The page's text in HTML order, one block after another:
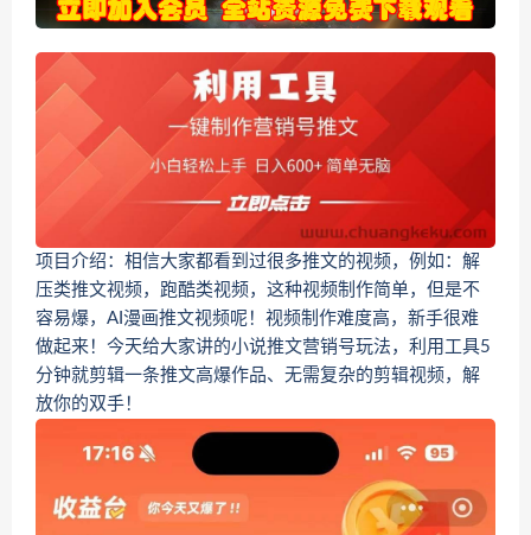
项目介绍：相信大家都看到过很多推文的视频，例如：解
压类推文视频，跑酷类视频，这种视频制作简单，但是不
容易爆，AI漫画推文视频呢！视频制作难度高，新手很难
做起来！今天给大家讲的小说推文营销号玩法，利用工具5
分钟就剪辑一条推文高爆作品、无需复杂的剪辑视频，解
放你的双手！